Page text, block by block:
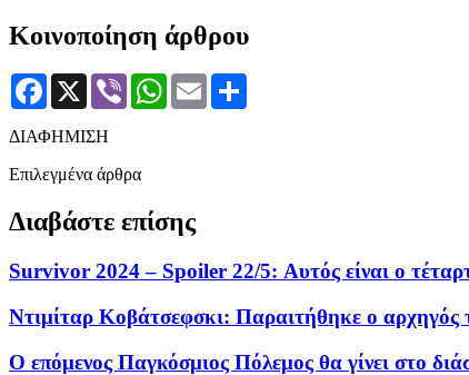
Κοινοποίηση άρθρου
Facebook
X Viber WhatsApp
Email
ΔΙΑΦΗΜΙΣΗ
Επιλεγμένα άρθρα
Διαβάστε επίσης
Survivor 2024 – Spoiler 22/5: Αυτός είναι ο
Ντιμίταρ Κοβάτσεφσκι: Παραιτήθηκε ο αρχηγός
Ο επόμενος Παγκόσμιος Πόλεμος θα γίνει στο